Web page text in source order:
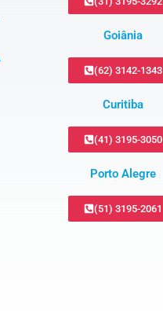
Goiânia
(62) 3142-1343
Curitiba
(41) 3195-3050
Porto Alegre
(51) 3195-2061